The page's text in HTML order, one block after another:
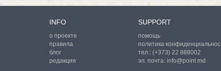
INFO
о проекте
правила
блог
редакция
SUPPORT
помощь
политика
тел.: (+373) 22 888002
эл. почта: info@point.md